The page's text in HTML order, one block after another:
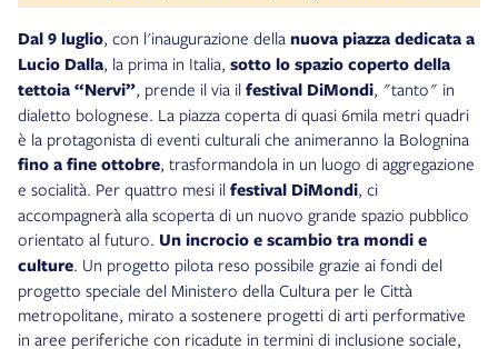
Dal 9 luglio, con l'inaugurazione della nuova piazza dedicata a
Lucio Dalla, la prima in Italia, sotto lo spazio coperto della
tettoia “Nervi”, prende il via il festival DiMondi, "tanto" in
dialetto bolognese. La piazza coperta di quasi 6mila metri quadri
è la protagonista di eventi culturali che animeranno la Bolognina
fino a fine ottobre, trasformandola in un luogo di aggregazione
e socialità. Per quattro mesi il festival DiMondi, ci
accompagnerà alla scoperta di un nuovo grande spazio pubblico
orientato al futuro. Un incrocio e scambio tra mondi e
culture. Un progetto pilota reso possibile grazie ai fondi del
progetto speciale del Ministero della Cultura per le Città
metropolitane, mirato a sostenere progetti di arti performative
in aree periferiche con ricadute in termini di inclusione sociale,